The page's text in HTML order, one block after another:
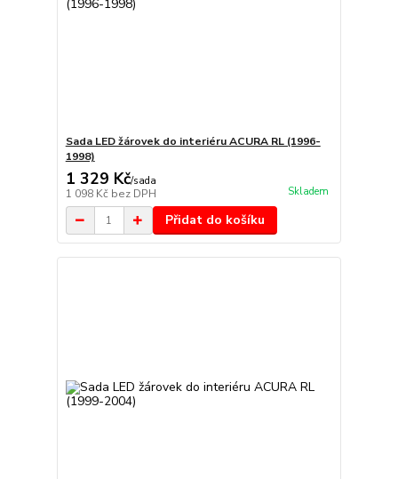
Sada LED žárovek do interiéru ACURA RL (1996-
1998)
1 329 Kč/sada
1 098 Kč bez DPH Skladem
Přidat do košíku